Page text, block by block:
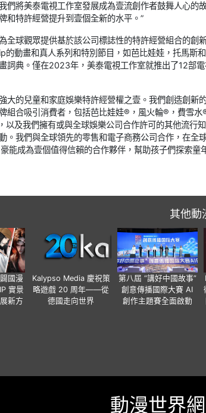
們將美泰電視工作室發展成為壹流創作者鼓舞人心的
和特許經營提升到壹個全新的水平。”
全球觀眾提供基於該公司標誌性的特許經營組合的創
動畫和真人系列和特別節目，如芭比娃娃，托馬斯
詞典。僅在2023年，美泰電視工作室就推出了12部電
大的兒童和家庭娛樂特許經營權之壹。我們創造創新
組合吸引消費者，包括芭比娃娃®，風火輪®，費雪
及我們擁有或與全球娛樂公司合作許可的其他流行
。我們與全球領先的零售和電子商務公司合作，在全
能成為壹個值得信賴的合作夥伴，幫助孩子們探索童
其他動
國漫
實景
新方
Kalypso Media 慶祝策
略遊戲 20 周年——從
德國走向世界
第八屆 “講好中國故事”
創意傳播國際大賽 AI
創作主題賽全面啟動
動漫世界